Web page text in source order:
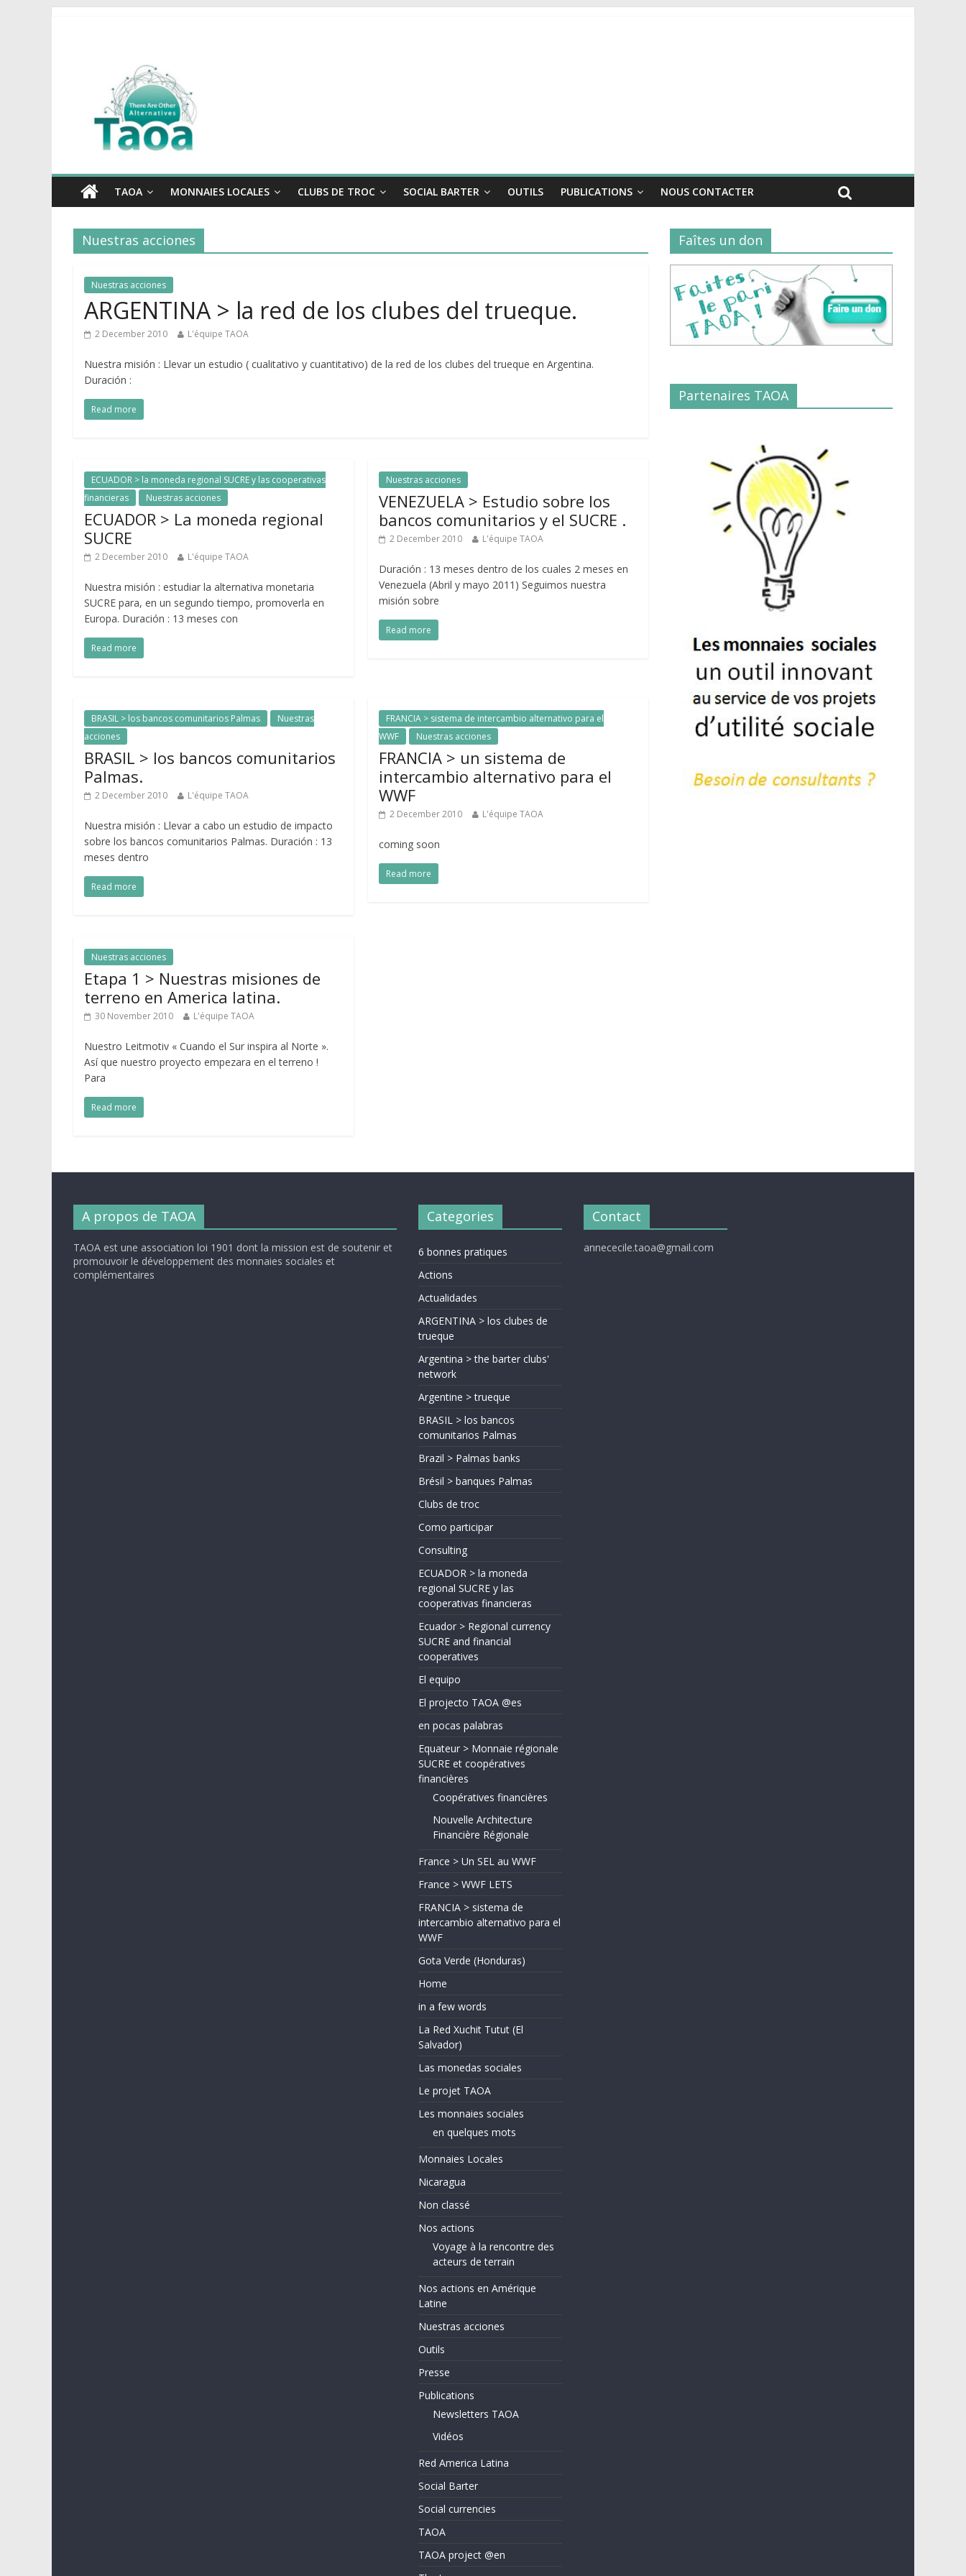
TAOA MONNAIES LOCALES CLUBS DE TROC SOCIAL BARTER OUTILS PUBLICATIONS NOUS CONTACTER
Nuestras acciones
Nuestras acciones
ARGENTINA > la red de los clubes del trueque.
2 December 2010 L'équipe TAOA
Nuestra misión : Llevar un estudio ( cualitativo y cuantitativo) de la red de los clubes del trueque en Argentina.
Duración :
Read more
ECUADOR > la moneda regional SUCRE y las cooperativas
financieras
Nuestras acciones
ECUADOR > La moneda regional
SUCRE
2 December 2010 L'équipe TAOA
Nuestra misión : estudiar la alternativa monetaria
SUCRE para, en un segundo tiempo, promoverla en
Europa. Duración : 13 meses con
Read more
Nuestras acciones
VENEZUELA > Estudio sobre los
bancos comunitarios y el SUCRE .
2 December 2010 L'équipe TAOA
Duración : 13 meses dentro de los cuales 2 meses en
Venezuela (Abril y mayo 2011) Seguimos nuestra
misión sobre
Read more
BRASIL > los bancos comunitarios Palmas
Nuestras
acciones
BRASIL > los bancos comunitarios
Palmas.
2 December 2010 L'équipe TAOA
Nuestra misión : Llevar a cabo un estudio de impacto
sobre los bancos comunitarios Palmas. Duración : 13
meses dentro
Read more
FRANCIA > sistema de intercambio alternativo para el
WWF
Nuestras acciones
FRANCIA > un sistema de
intercambio alternativo para el
WWF
2 December 2010 L'équipe TAOA
coming soon
Read more
Nuestras acciones
Etapa 1 > Nuestras misiones de
terreno en America latina.
30 November 2010 L'équipe TAOA
Nuestro Leitmotiv « Cuando el Sur inspira al Norte ».
Así que nuestro proyecto empezara en el terreno !
Para
Read more
Faîtes un don
Partenaires TAOA
A propos de TAOA
TAOA est une association loi 1901 dont la mission est de soutenir et
promouvoir le développement des monnaies sociales et
complémentaires
Categories
6 bonnes pratiques
Actions
Actualidades
ARGENTINA > los clubes de
trueque
Argentina > the barter clubs'
network
Argentine > trueque
BRASIL > los bancos
comunitarios Palmas
Brazil > Palmas banks
Brésil > banques Palmas
Clubs de troc
Como participar
Consulting
ECUADOR > la moneda
regional SUCRE y las
cooperativas financieras
Ecuador > Regional currency
SUCRE and financial
cooperatives
El equipo
El projecto TAOA @es
en pocas palabras
Equateur > Monnaie régionale
SUCRE et coopératives
financières
Coopératives financières
Nouvelle Architecture
Financière Régionale
France > Un SEL au WWF
France > WWF LETS
FRANCIA > sistema de
intercambio alternativo para el
WWF
Gota Verde (Honduras)
Home
in a few words
La Red Xuchit Tutut (El
Salvador)
Las monedas sociales
Le projet TAOA
Les monnaies sociales
en quelques mots
Monnaies Locales
Nicaragua
Non classé
Nos actions
Voyage à la rencontre des
acteurs de terrain
Nos actions en Amérique
Latine
Nuestras acciones
Outils
Presse
Publications
Newsletters TAOA
Vidéos
Red America Latina
Social Barter
Social currencies
TAOA
TAOA project @en
Contact
annececile.taoa@gmail.com